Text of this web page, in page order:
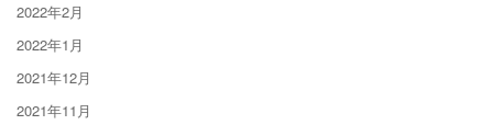
2022年2月
2022年1月
2021年12月
2021年11月